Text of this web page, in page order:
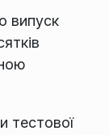
випуск
тестової